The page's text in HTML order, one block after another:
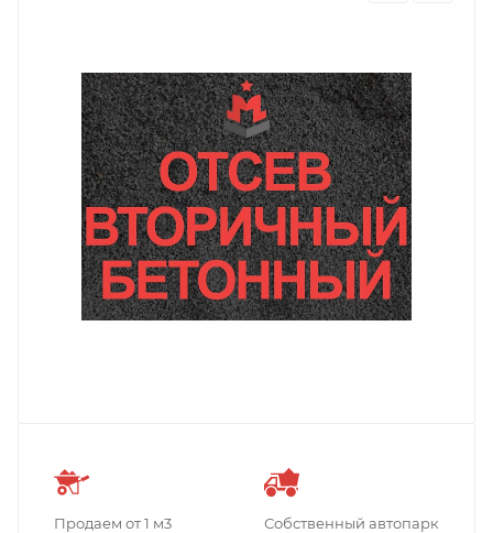
Продаем от 1 м3 Собственный автопарк